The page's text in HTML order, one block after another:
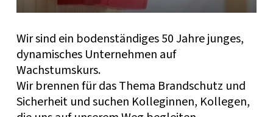
Wir sind ein bodenständiges 50 Jahre junges,
dynamisches Unternehmen auf
Wachstumskurs.
Wir brennen für das Thema Brandschutz und
Sicherheit und suchen Kolleginnen, Kollegen,